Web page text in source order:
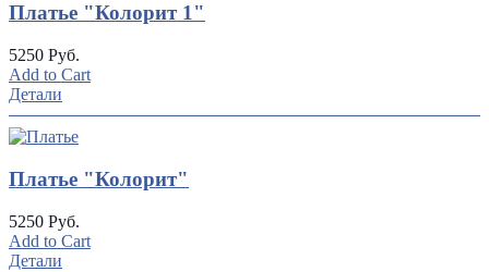
Платье "Колорит 1"
5250 Руб.
Add to Cart
Детали
Платье "Колорит"
5250 Руб.
Add to Cart
Детали